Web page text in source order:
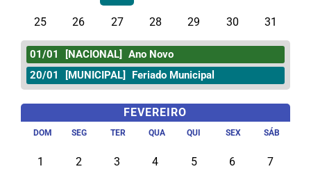
25 26 27 28 29 30 31
01/01 [NACIONAL]
Ano Novo
20/01
[MUNICIPAL] Feriado Municipal
FEVEREIRO
DOM SEG TER QUA QUI SEX SÁB
1 2 3 4 5 6 7